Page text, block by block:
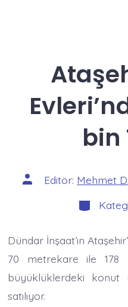
bin
Yazının
yazarı
Editör: Mehmet
Dündar İnşaat’ın
70 metrekare ile 178
büyüklüklerdeki
satılıyor.